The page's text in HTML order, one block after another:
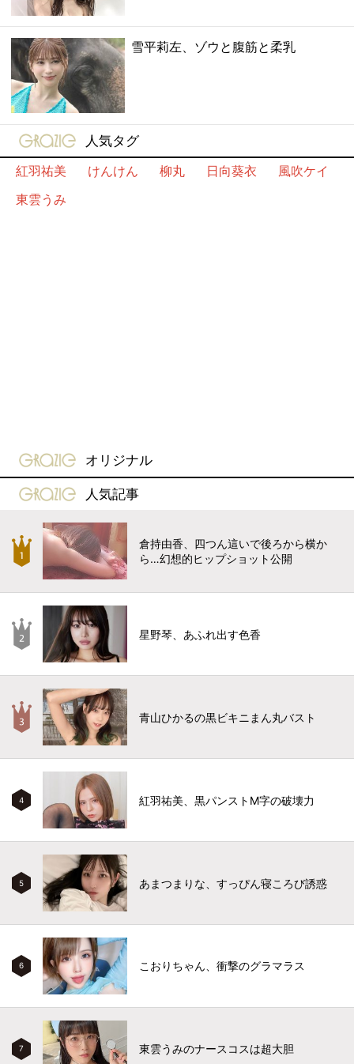
雪平莉左、ゾウと腹筋と柔乳
gravure-grazie
人気タグ
紅羽祐美
けんけん 柳丸 日向葵衣
風吹ケイ
東雲うみ
gravure-grazie
オリジナル
gravure-grazie
人気記事
倉持由香、四つん這いで後ろから横か
ら…幻想的ヒップショット公開
星野琴、あふれ出す色香
青山ひかるの黒ビキニまん丸バスト
4 紅羽祐美、黒パンストM字の破壊力
5 あまつまりな、すっぴん寝ころび誘惑
6 こおりちゃん、衝撃のグラマラス
7 東雲うみのナースコスは超大胆